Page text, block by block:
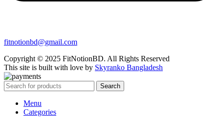
fitnotionbd@gmail.com
Copyright © 2025 FitNotionBD. All Rights Reserved
This site is built with love by Skyranko Bangladesh
Search
Menu
Categories